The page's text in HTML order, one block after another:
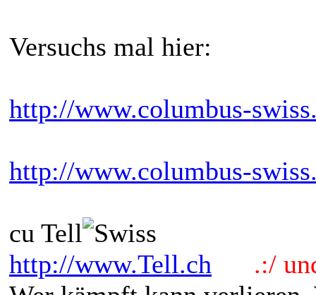
Versuchs mal hier:
http://www.columbus-
http://www.columbus-
cu Tell
http://www.Tell.ch
.:/